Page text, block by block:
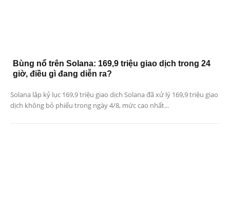
Bùng nổ trên Solana: 169,9 triệu giao dịch trong 24
giờ, điều gì đang diễn ra?
Solana lập kỷ lục 169,9 triệu giao dịch Solana đã xử lý 169,9 triệu giao
dịch không bỏ phiếu trong ngày 4/8, mức cao nhất...